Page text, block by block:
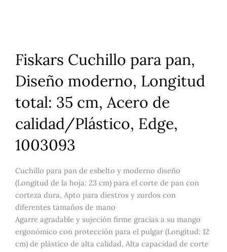
Fiskars Cuchillo para pan,
Diseño moderno, Longitud
total: 35 cm, Acero de
calidad/Plástico, Edge,
1003093
Cuchillo para pan de esbelto y moderno diseño
(Longitud de la hoja: 23 cm) para el corte de pan con
corteza dura, Apto para diestros y zurdos con
diferentes tamaños de mano
Agarre agradable y sujeción firme gracias a su mango
ergonómico con protección para el pulgar (Longitud: 12
cm) de plástico de alta calidad, Alta capacidad de corte